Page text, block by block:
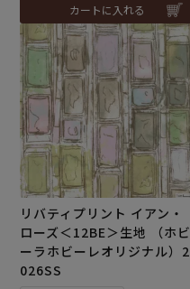
カートに入れる
リバティプリント イアン・
ローズ＜12BE＞生地 （ホビ
ーラホビーレオリジナル）2
026SS